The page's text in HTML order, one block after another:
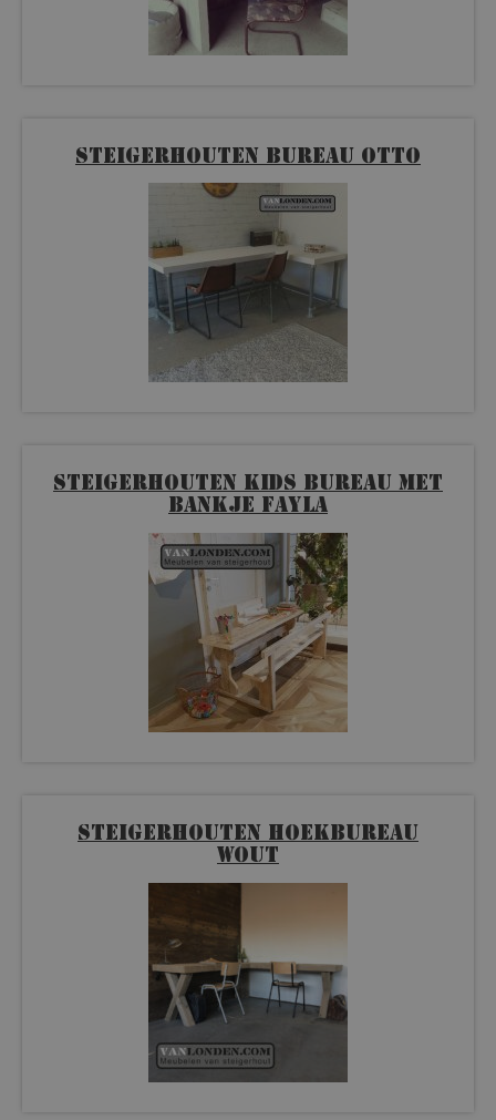
Steigerhouten bureau Otto
Steigerhouten kids bureau met
bankje Fayla
Steigerhouten hoekbureau
Wout